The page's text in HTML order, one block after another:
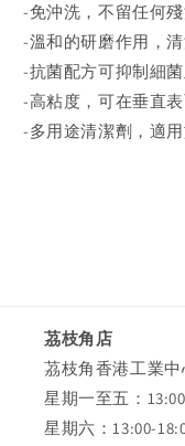
-免沖洗，不留任何
-溫和的研磨作用，
-抗菌配方可抑制細
-高粘度，可在垂直
-多用途清潔劑，適
茘枝角店
茘枝角香港工業中
星期一至五：
星期六：13:00-